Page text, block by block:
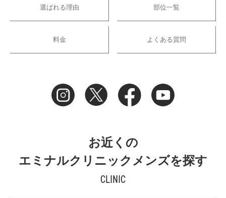
選ばれる理由
料金
部位一覧
よくある質問
お近くの
エミナルクリニックメンズを探す
CLINIC